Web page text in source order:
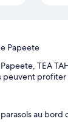
Papeete
TEA
profiter
au bord